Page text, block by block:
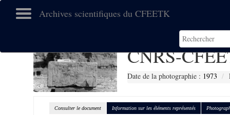
Archives scientifiques du CFEETK
CNRS-
Date de la photographie : 1973
Consulter le document Information sur les éléments représentés